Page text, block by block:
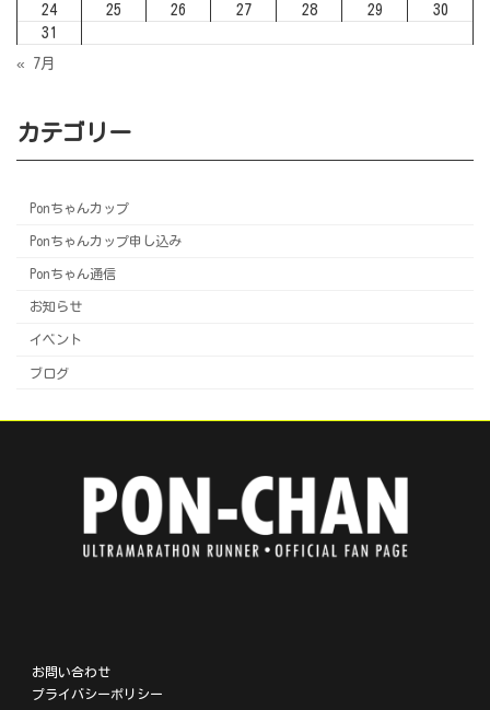
24
25 26 27 28 29
30
31
« 7月
カテゴリー
Ponちゃんカップ
Ponちゃんカップ申し込み
Ponちゃん通信
お知らせ
イベント
ブログ
ク
お問い合わせ
プライバシーポリシー